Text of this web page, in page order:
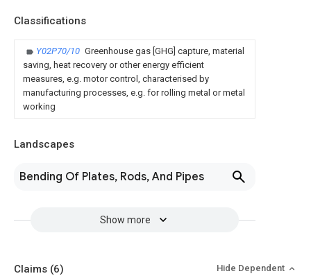
Classifications
Y02P70/10 Greenhouse gas [GHG] capture, material
saving, heat recovery or other energy efficient
measures, e.g. motor control, characterised by
manufacturing processes, e.g. for rolling metal or metal
working
Landscapes
Bending Of Plates, Rods, And Pipes
Show more
Claims (6) Hide Dependent